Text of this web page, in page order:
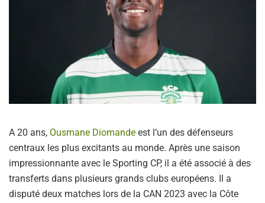
A 20 ans, Ousmane Diomande est l’un des défenseurs
centraux les plus excitants au monde. Après une saison
impressionnante avec le Sporting CP, il a été associé à des
transferts dans plusieurs grands clubs européens. Il a
disputé deux matches lors de la CAN 2023 avec la Côte